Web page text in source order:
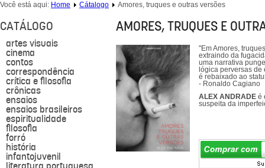
Você está aqui: Home Cátalogo Amores, truques e outras versões
CATÁLOGO
artes visuais
cinema
contos
correspondência
crítica e filosofia
crônicas
ensaios
ensaios brasileiros
espiritualidade
filosofia
forró
história
infantojuvenil
AMORES, TRUQUES E
"Em Amores,
extraindo da
uma narrativa
lógica perversas
é rebaixado ao
- Ronaldo Cagiano
ALEX ANDRADE é
suspeita da